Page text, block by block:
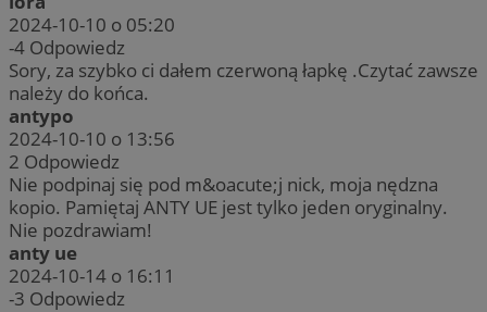
2024-10-10 o 05:20
-4 Odpowiedz
Sory, za szybko ci dałem czerwoną łapkę .Czytać zawsze
należy do końca.
antypo
2024-10-10 o 13:56
2 Odpowiedz
Nie podpinaj się pod m&oacute;j nick, moja nędzna
kopio. Pamiętaj ANTY UE jest tylko jeden oryginalny.
Nie pozdrawiam!
anty ue
2024-10-14 o 16:11
-3 Odpowiedz